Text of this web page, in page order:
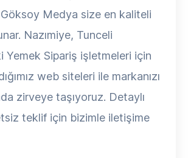
Göksoy Medya size en kaliteli
Nazımiye, Tunceli
Yemek Sipariş işletmeleri için
web siteleri ile markanızı
zirveye taşıyoruz. Detaylı
teklif için bizimle iletişime